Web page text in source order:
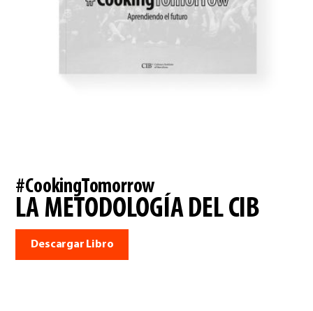
#CookingTomorrow
LA METODOLOGÍA DEL CIB
Descargar Libro